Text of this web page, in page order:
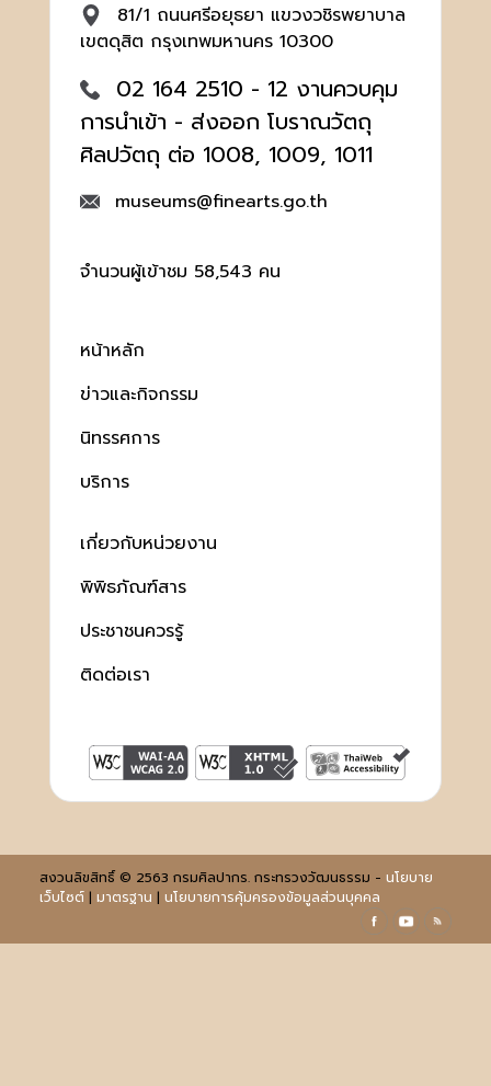
81/1 ถนนศรีอยุธยา แขวงวชิรพยาบาล
เขตดุสิต กรุงเทพมหานคร 10300
02 164 2510 - 12 งานควบคุม
การนำเข้า - ส่งออก โบราณวัตถุ
ศิลปวัตถุ ต่อ 1008, 1009, 1011
museums@finearts.go.th
จำนวนผู้เข้าชม 58,543 คน
หน้าหลัก
ข่าวและกิจกรรม
นิทรรศการ
บริการ
เกี่ยวกับหน่วยงาน
พิพิธภัณฑ์สาร
ประชาชนควรรู้
ติดต่อเรา
สงวนลิขสิทธิ์ © 2563 กรมศิลปากร. กระทรวงวัฒนธรรม - นโยบาย
เว็บไซต์| มาตรฐาน | นโยบายการคุ้มครองข้อมูลส่วนบุคคล